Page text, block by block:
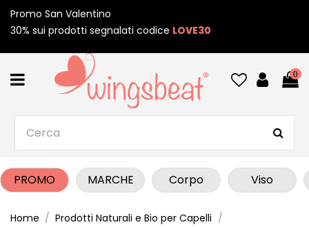
Promo San Valentino
30% sui prodotti segnalati codice LOVE30
0
PROMO MARCHE Corpo Viso
Home
Prodotti Naturali e Bio per Capelli